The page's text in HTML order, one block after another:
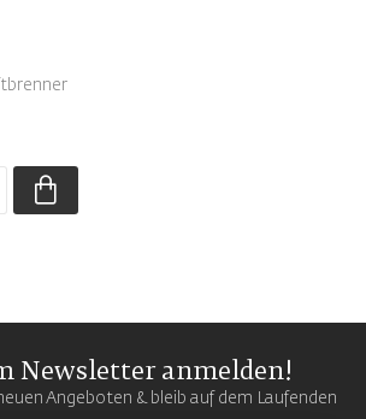
Newsletter anmelden!
Angeboten & bleib auf dem Laufenden